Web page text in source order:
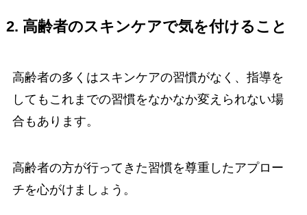
2. 高齢者のスキンケアで気を付けること
高齢者の多くはスキンケアの習慣がなく、指導を
してもこれまでの習慣をなかなか変えられない場
合もあります。
高齢者の方が行ってきた習慣を尊重したアプロー
チを心がけましょう。